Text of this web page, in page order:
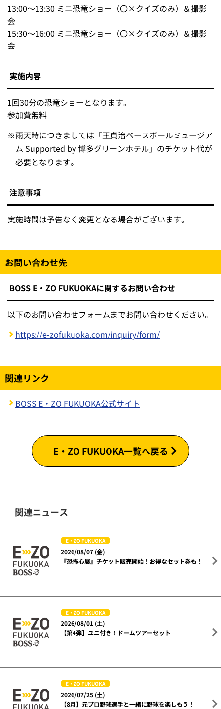
13:00～13:30 ミニ恐竜ショー（〇×クイズのみ）＆撮影
会
15:30～16:00 ミニ恐竜ショー（〇×クイズのみ）＆撮影
会
実施内容
1回30分の恐竜ショーとなります。
参加費無料
※雨天時につきましては「王貞治ベースボールミュージア
ム Supported by 博多グリーンホテル」のチケット代が
必要となります。
注意事項
実施時間は予告なく変更となる場合がございます。
お問い合わせ先
BOSS E・ZO FUKUOKAに関するお問い合わせ
以下のお問い合わせフォームまでお問い合わせください。
https://e-zofukuoka.com/inquiry/form/
関連リンク
BOSS E・ZO FUKUOKA公式サイト
E・ZO FUKUOKA一覧へ戻る
関連ニュース
E・ZO FUKUOKA
2026/08/07 (金)
『恐怖心展』チケット販売開始！お得なセット券も！
E・ZO FUKUOKA
2026/08/01 (土)
【第4弾】ユニ付き！ドームツアーセット
E・ZO FUKUOKA
2026/07/25 (土)
【8月】元プロ野球選手と一緒に野球を楽しもう！